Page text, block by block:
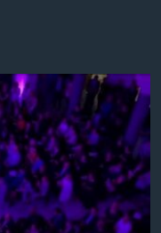
available